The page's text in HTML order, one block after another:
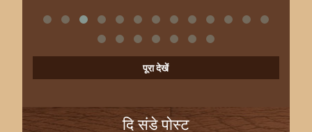
पूरा देखें
दि संडे पोस्ट